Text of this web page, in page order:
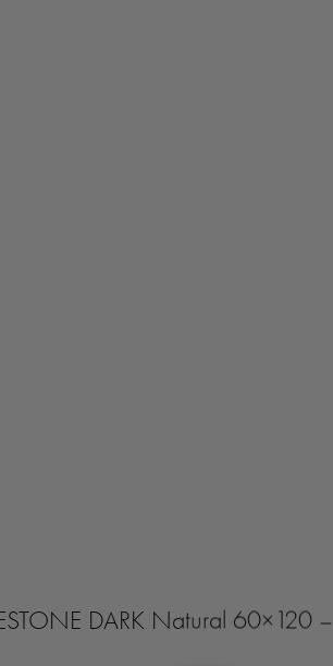
DARK Natural 60×120